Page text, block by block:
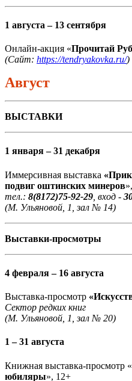
1 августа – 13 сентября
Онлайн-акция «Прочитай
(Сайт: https://tendryakovka.ru/)
Август
ВЫСТАВКИ
1 января – 31 декабря
Иммерсивная выставка
подвиг оштинских минеров
тел.: 8(8172)75-92-29 , вход -
(М. Ульяновой, 1, зал № 14)
Выставки-просмотры
4 февраля – 16 августа
Выставка-просмотр
Сектор редких книг
(М. Ульяновой, 1, зал № 20)
1 – 31 августа
Книжная выставка-просмотр «
юбиляры», 12+